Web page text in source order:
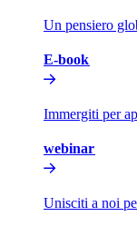
Un pensiero
E-book​​
Immergiti per
webinar​​
Unisciti a noi